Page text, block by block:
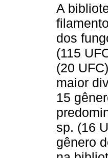
A
dos
(115
(20
maior
15
sp. (16
gênero